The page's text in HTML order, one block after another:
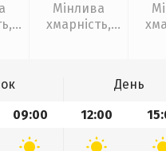
Мінлива
хмарність,
День
09:00 12:00